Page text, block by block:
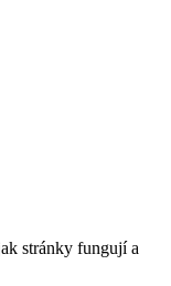
stránky fungují a